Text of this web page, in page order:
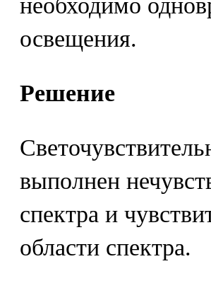
необходимо
освещения.
Решение
выполнен
спектра и
области спектра.